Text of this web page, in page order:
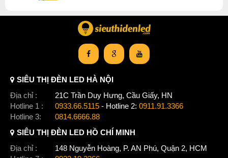
SIÊU THỊ ĐÈN LED HÀ NỘI
Địa chỉ :
21C Trần Duy Hưng, Cầu Giấy, HN
Hotline 1 :
0933.66.5115 - Hotline 2: 0911.91.3366
Hotline 3:
0814.6666.88
SIÊU THỊ ĐÈN LED HỒ CHÍ MINH
Địa chỉ :
148 Nguyễn Hoàng, P. AN Phú, Quận 2, HCM